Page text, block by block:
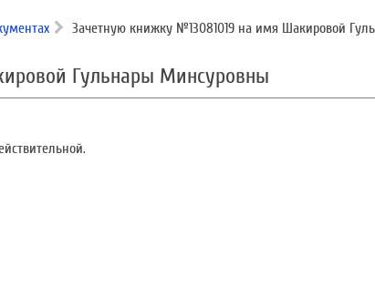
Зачетную книжку №13081019 на имя Шакировой
Гульнары Минсуровны